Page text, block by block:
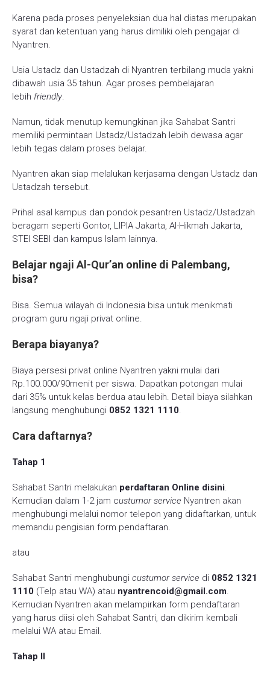
Karena pada proses penyeleksian dua hal diatas merupakan
syarat dan ketentuan yang harus dimiliki oleh pengajar di
Nyantren.
Usia Ustadz dan Ustadzah di Nyantren terbilang muda yakni
dibawah usia 35 tahun. Agar proses pembelajaran
lebih friendly.
Namun, tidak menutup kemungkinan jika Sahabat Santri
memiliki permintaan Ustadz/Ustadzah lebih dewasa agar
lebih tegas dalam proses belajar.
Nyantren akan siap melalukan kerjasama dengan Ustadz dan
Ustadzah tersebut.
Prihal asal kampus dan pondok pesantren Ustadz/Ustadzah
beragam seperti Gontor, LIPIA Jakarta, Al-Hikmah Jakarta,
STEI SEBI dan kampus Islam lainnya.
Belajar ngaji Al-Qur’an online di Palembang,
bisa?
Bisa. Semua wilayah di Indonesia bisa untuk menikmati
program guru ngaji privat online.
Berapa biayanya?
Biaya persesi privat online Nyantren yakni mulai dari
Rp.100.000/90menit per siswa. Dapatkan potongan mulai
dari 35% untuk kelas berdua atau lebih. Detail biaya silahkan
langsung menghubungi 0852 1321 1110.
Cara daftarnya?
Tahap 1
Sahabat Santri melakukan perdaftaran Online disini.
Kemudian dalam 1-2 jam custumor service Nyantren akan
menghubungi melalui nomor telepon yang didaftarkan, untuk
memandu pengisian form pendaftaran.
atau
Sahabat Santri menghubungi custumor service di 0852 1321
1110 (Telp atau WA) atau nyantrencoid@gmail.com.
Kemudian Nyantren akan melampirkan form pendaftaran
yang harus diisi oleh Sahabat Santri, dan dikirim kembali
melalui WA atau Email.
Tahap II